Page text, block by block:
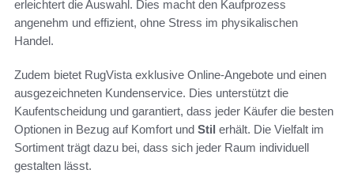
erleichtert die Auswahl. Dies macht den Kaufprozess
angenehm und effizient, ohne Stress im physikalischen
Handel.
Zudem bietet RugVista exklusive Online-Angebote und einen
ausgezeichneten Kundenservice. Dies unterstützt die
Kaufentscheidung und garantiert, dass jeder Käufer die besten
Optionen in Bezug auf Komfort und Stil erhält. Die Vielfalt im
Sortiment trägt dazu bei, dass sich jeder Raum individuell
gestalten lässt.